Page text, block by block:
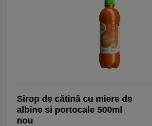
Sirop de cătină cu miere de
albine si portocale 500ml
nou